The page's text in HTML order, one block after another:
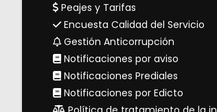
Peajes y Tarifas
Encuesta Calidad del Servicio
Gestión Anticorrupción
Notificaciones por aviso
Notificaciones Prediales
Notificaciones por Edicto